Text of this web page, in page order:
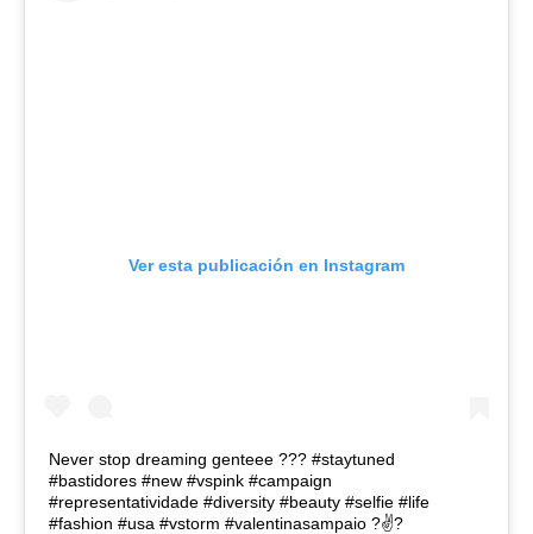
Ver esta publicación en Instagram
Never stop dreaming genteee ??? #staytuned
#bastidores #new #vspink #campaign
#representatividade #diversity #beauty #selfie #life
#fashion #usa #vstorm #valentinasampaio ?✌?